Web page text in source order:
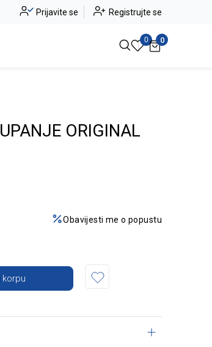
Novo u ponudi - Jadea Pogledaj više
Prijavite se Registrujte se
0 0
ORIGINAL
Obavijesti me o popustu
korpu